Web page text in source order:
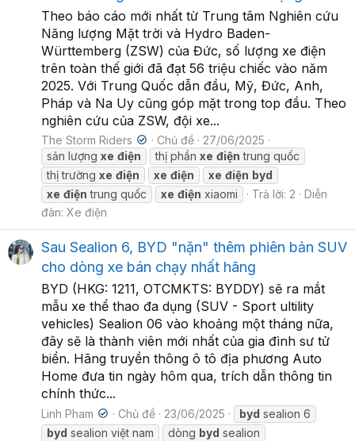
Theo báo cáo mới nhất từ Trung tâm Nghiên cứu
Năng lượng Mặt trời và Hydro Baden-
Württemberg (ZSW) của Đức, số lượng xe điện
trên toàn thế giới đã đạt 56 triệu chiếc vào năm
2025. Với Trung Quốc dẫn đầu, Mỹ, Đức, Anh,
Pháp và Na Uy cũng góp mặt trong top đầu. Theo
nghiên cứu của ZSW, đội xe...
The Storm Riders Chủ đề
27/06/2025
sản lượng xe điện thị phần xe điện trung quốc
thị trường xe điện xe điện xe điện byd
xe điện trung quốc xe điện xiaomi Trả lời: 2
Diễn
đàn: Xe điện
Sau Sealion 6, BYD "nặn" thêm phiên bản SUV
cho dòng xe bán chạy nhất hãng
BYD (HKG: 1211, OTCMKTS: BYDDY) sẽ ra mắt
mẫu xe thể thao đa dụng (SUV - Sport ultility
vehicles) Sealion 06 vào khoảng một tháng nữa,
đây sẽ là thành viên mới nhất của gia đình sư tử
biển. Hãng truyền thông ô tô địa phương Auto
Home đưa tin ngày hôm qua, trích dẫn thông tin
chính thức...
Linh Pham Chủ đề 23/06/2025 byd sealion 6
byd sealion việt nam dòng byd sealion